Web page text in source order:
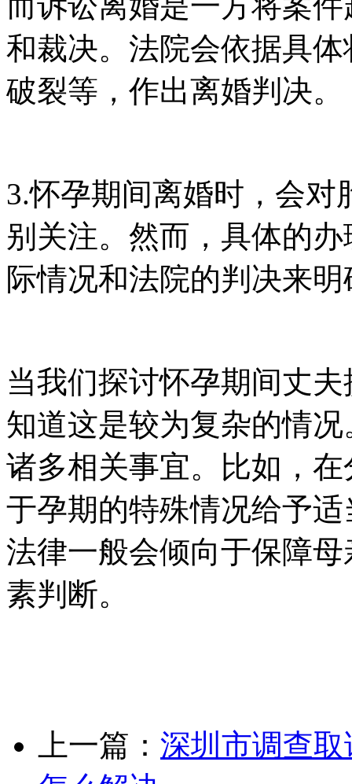
和裁决。法院会依据具
破裂等，作出离婚判决。
3.怀孕期间离婚时，会
别关注。然而，具体的
际情况和法院的判决来明
当我们探讨怀孕期间丈
知道这是较为复杂的情
诸多相关事宜。比如，
于孕期的特殊情况给予
法律一般会倾向于保障
素判断。
上一篇： 深圳市调查